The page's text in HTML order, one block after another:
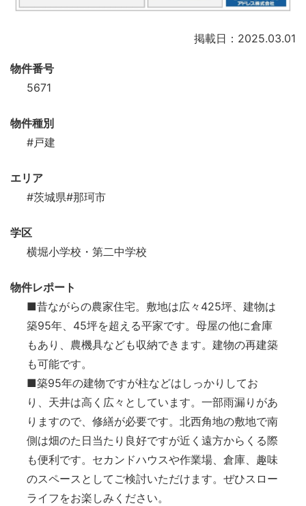
掲載日：2025.03.01
物件番号
5671
物件種別
#戸建
エリア
#茨城県#那珂市
学区
横堀小学校・第二中学校
物件レポート
■昔ながらの農家住宅。敷地は広々425坪、建物は
築95年、45坪を超える平家です。母屋の他に倉庫
もあり、農機具なども収納できます。建物の再建築
も可能です。
■築95年の建物ですが柱などはしっかりしてお
り、天井は高く広々としています。一部雨漏りがあ
りますので、修繕が必要です。北西角地の敷地で南
側は畑のた日当たり良好ですが近く遠方からくる際
も便利です。セカンドハウスや作業場、倉庫、趣味
のスペースとしてご検討いただけます。ぜひスロー
ライフをお楽しみください。